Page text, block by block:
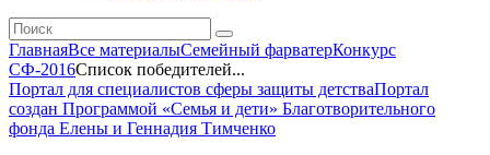
ГлавнаяВсе материалыСемейный фарватерКонкурс
СФ-2016Список победителей...
Портал для специалистов сферы защиты детстваПортал
создан Программой «Семья и дети» Благотворительного
фонда Елены и Геннадия Тимченко